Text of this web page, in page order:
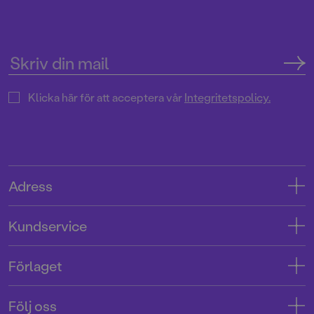
Klicka här för att acceptera vårIntegritetspolicy.
Adress
08-769 88 00
Tryckerigatan 4
103 12 Stockholm
Kundservice
Användarvillkor intressenter
Förlaget
Följ oss